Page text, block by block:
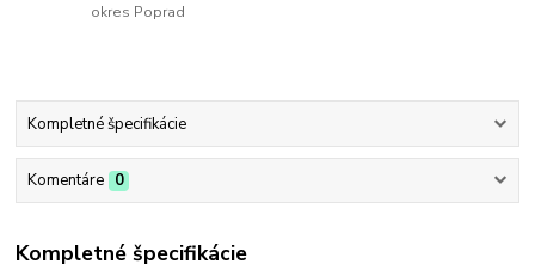
okres Poprad
Kompletné špecifikácie
Komentáre 0
Kompletné špecifikácie